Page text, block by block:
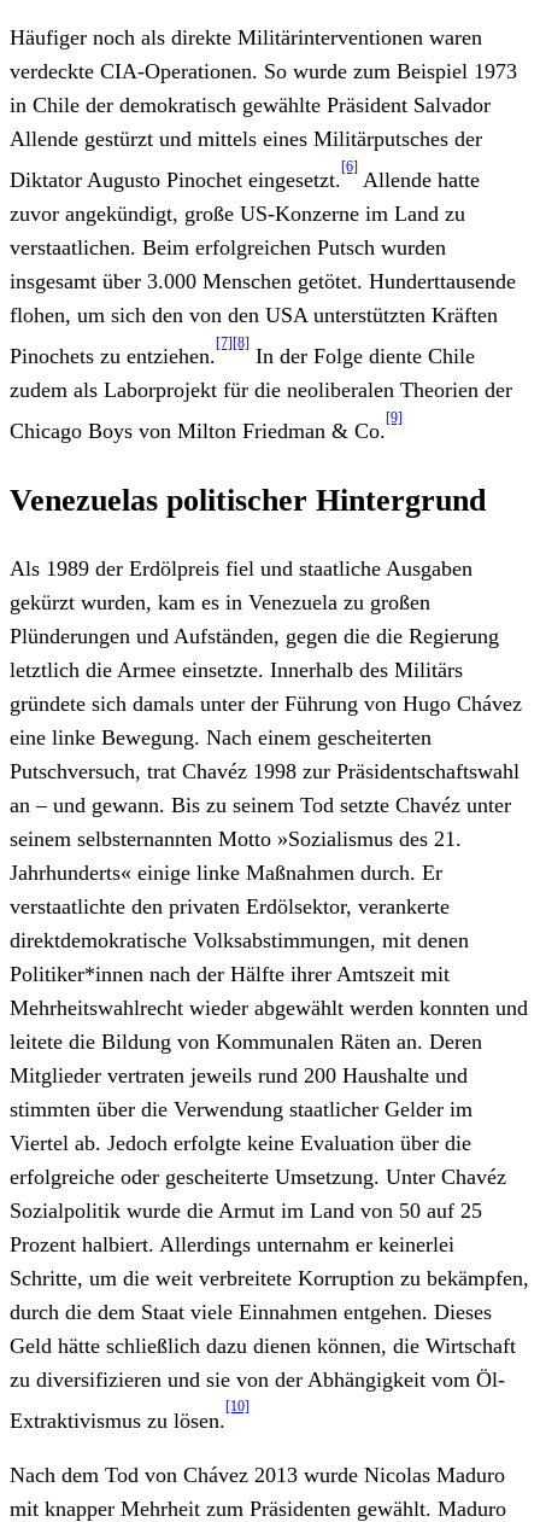
Häufiger noch als direkte Militärinterventionen waren
verdeckte CIA-Operationen. So wurde zum Beispiel 1973
in Chile der demokratisch gewählte Präsident Salvador
Allende gestürzt und mittels eines Militärputsches der
Diktator Augusto Pinochet eingesetzt.
[6]
Allende hatte
zuvor angekündigt, große US-Konzerne im Land zu
verstaatlichen. Beim erfolgreichen Putsch wurden
insgesamt über 3.000 Menschen getötet. Hunderttausende
flohen, um sich den von den USA unterstützten Kräften
Pinochets zu entziehen.
[7][8]
In der Folge diente Chile
zudem als Laborprojekt für die neoliberalen Theorien der
Chicago Boys von Milton Friedman & Co.
[9]
Venezuelas politischer Hintergrund
Als 1989 der Erdölpreis fiel und staatliche Ausgaben
gekürzt wurden, kam es in Venezuela zu großen
Plünderungen und Aufständen, gegen die die Regierung
letztlich die Armee einsetzte. Innerhalb des Militärs
gründete sich damals unter der Führung von Hugo Chávez
eine linke Bewegung. Nach einem gescheiterten
Putschversuch, trat Chavéz 1998 zur Präsidentschaftswahl
an – und gewann. Bis zu seinem Tod setzte Chavéz unter
seinem selbsternannten Motto »Sozialismus des 21.
Jahrhunderts« einige linke Maßnahmen durch. Er
verstaatlichte den privaten Erdölsektor, verankerte
direktdemokratische Volksabstimmungen, mit denen
Politiker*innen nach der Hälfte ihrer Amtszeit mit
Mehrheitswahlrecht wieder abgewählt werden konnten und
leitete die Bildung von Kommunalen Räten an. Deren
Mitglieder vertraten jeweils rund 200 Haushalte und
stimmten über die Verwendung staatlicher Gelder im
Viertel ab. Jedoch erfolgte keine Evaluation über die
erfolgreiche oder gescheiterte Umsetzung. Unter Chavéz
Sozialpolitik wurde die Armut im Land von 50 auf 25
Prozent halbiert. Allerdings unternahm er keinerlei
Schritte, um die weit verbreitete Korruption zu bekämpfen,
durch die dem Staat viele Einnahmen entgehen. Dieses
Geld hätte schließlich dazu dienen können, die Wirtschaft
zu diversifizieren und sie von der Abhängigkeit vom Öl-
Extraktivismus zu lösen.
[10]
Nach dem Tod von Chávez 2013 wurde Nicolas Maduro
mit knapper Mehrheit zum Präsidenten gewählt. Maduro